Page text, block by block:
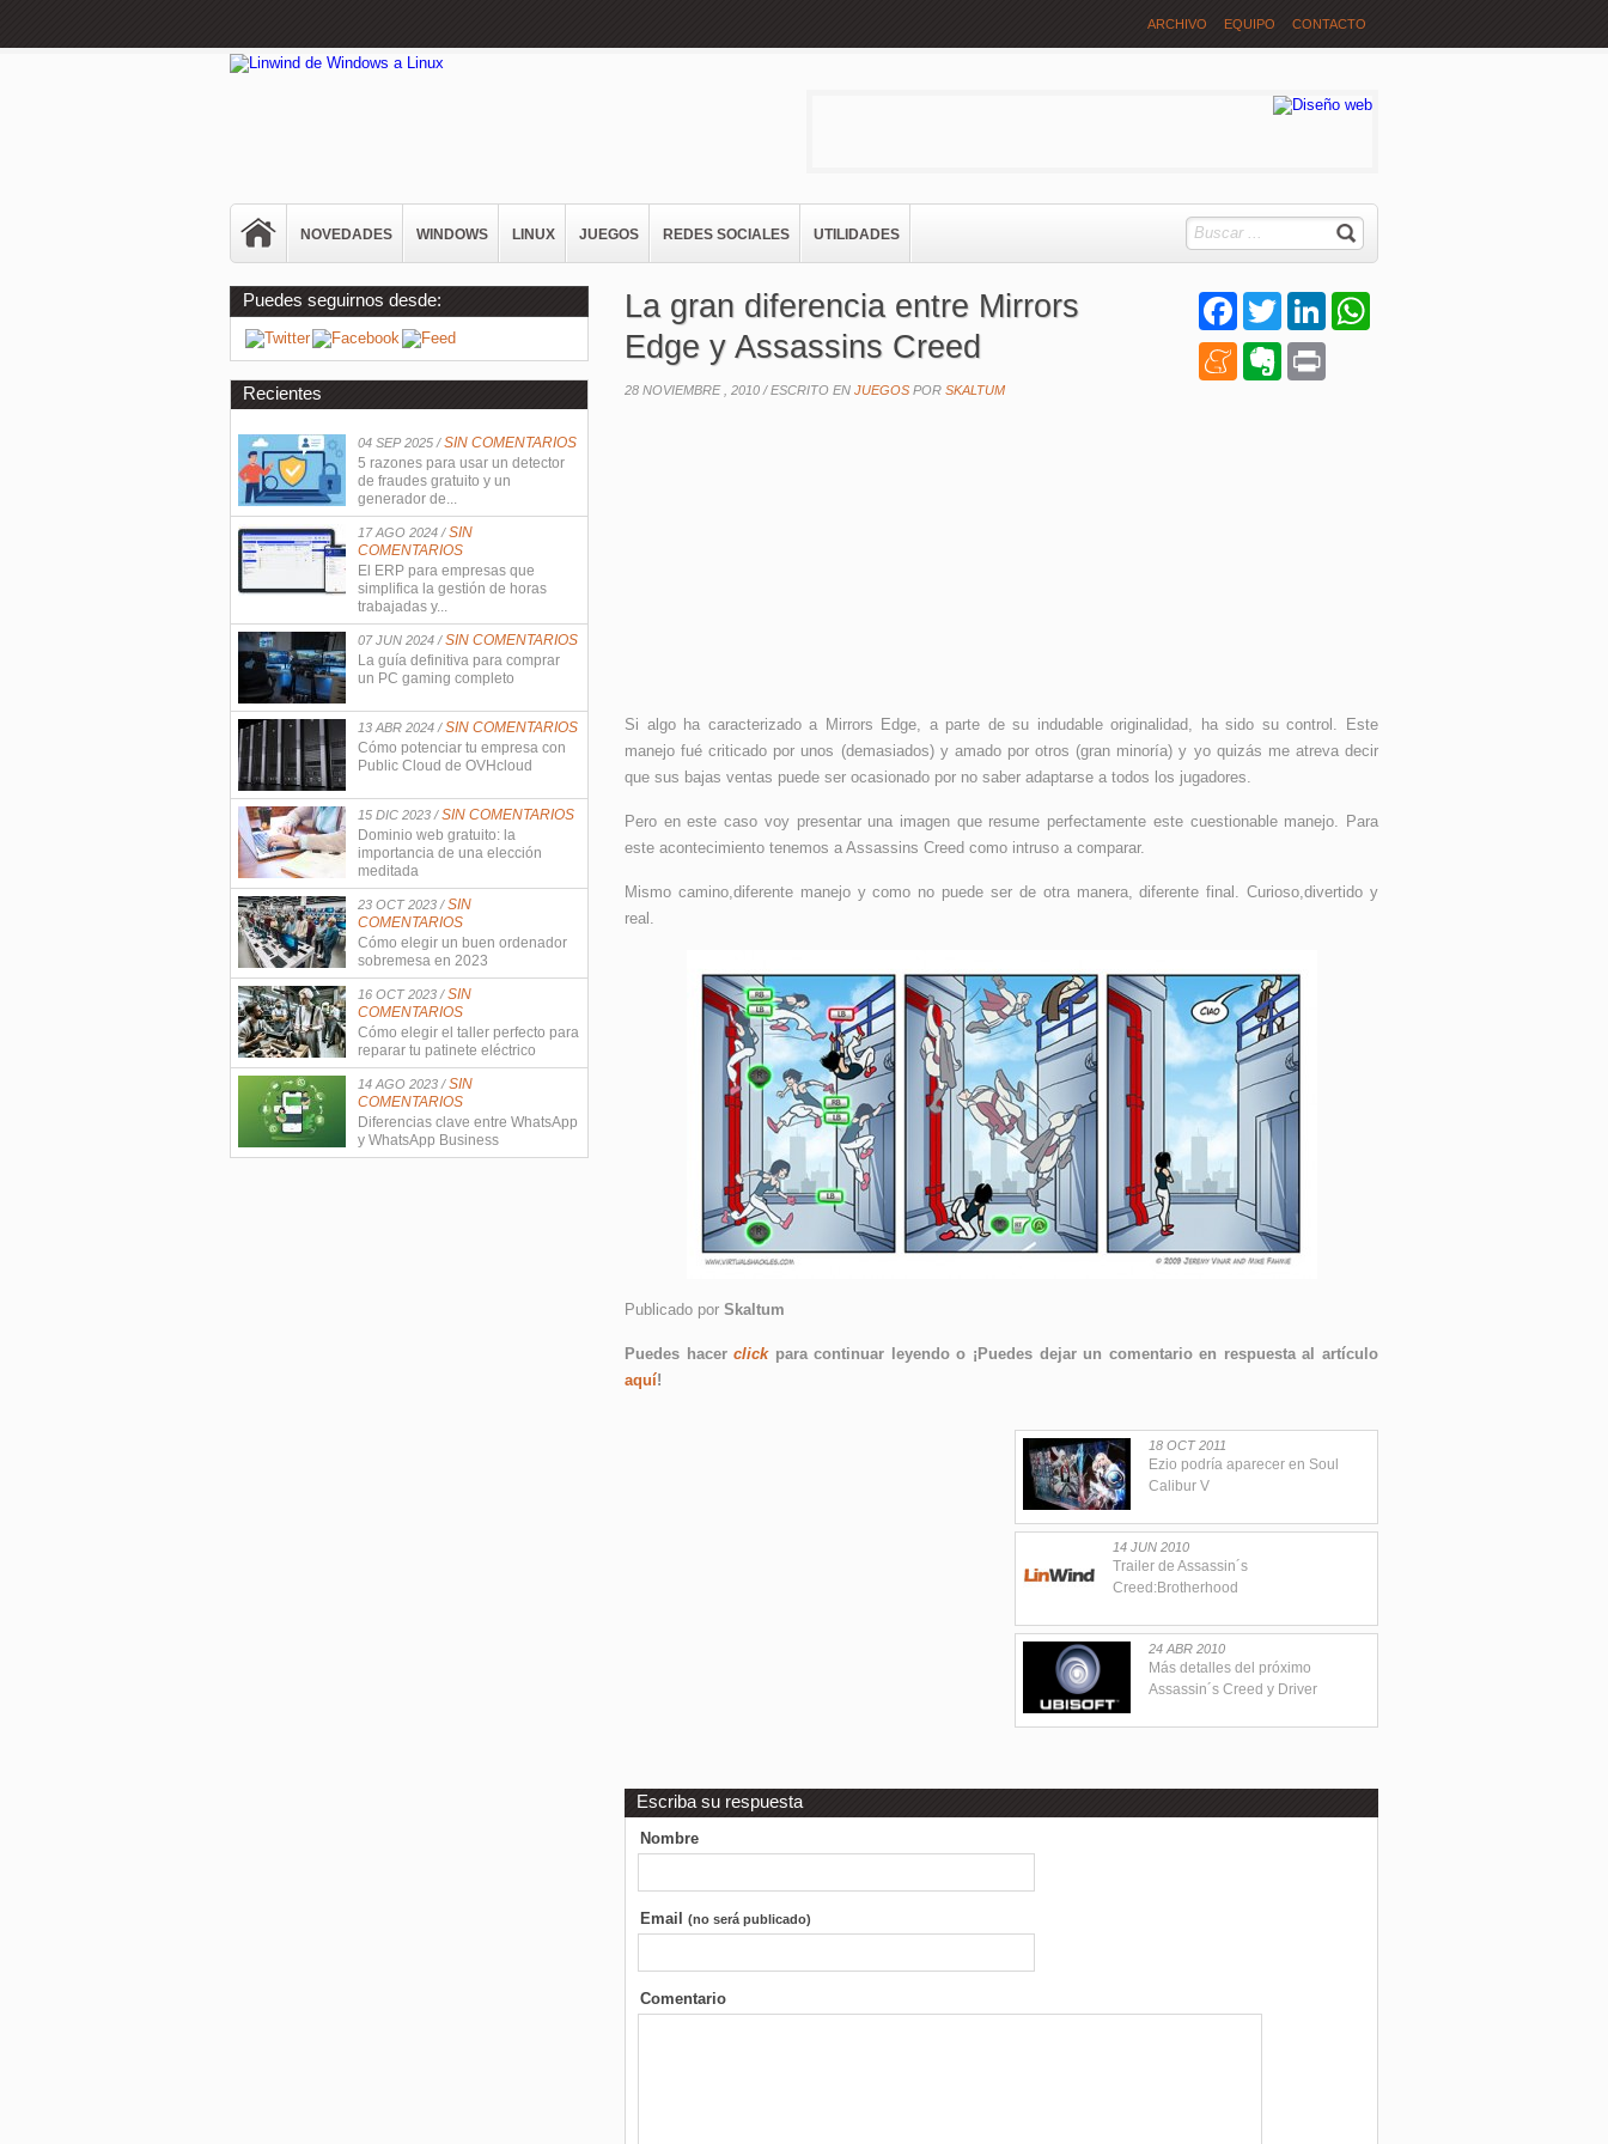
ARCHIVO EQUIPO CONTACTO
NOVEDADES WINDOWS LINUX JUEGOS REDES SOCIALES UTILIDADES
FacebookTwitter LinkedIn
MeneameEvernote
La gran diferencia entre Mirrors
Edge y Assassins Creed
28 NOVIEMBRE , 2010 /ESCRITO EN JUEGOS POR SKALTUM
Si algo ha caracterizado a Mirrors Edge, a parte de su indudable originalidad, ha sido su control. Este
manejo fué criticado por unos (demasiados) y amado por otros (gran minoría) y yo quizás me atreva decir
que sus bajas ventas puede ser ocasionado por no saber adaptarse a todos los jugadores.
Pero en este caso voy presentar una imagen que resume perfectamente este cuestionable manejo. Para
este acontecimiento tenemos a Assassins Creed como intruso a comparar.
Mismo camino,diferente manejo y como no puede ser de otra manera, diferente final. Curioso,divertido y
real.
Publicado por Skaltum
Puedes hacerclickpara continuar leyendo o ¡Puedes dejar un comentario en respuesta al artículo
aquí!
18 OCT 2011
Ezio podría aparecer en Soul
Calibur V
14 JUN 2010
Trailer de Assassin´s
Creed:Brotherhood
24 ABR 2010
Más detalles del próximo
Assassin´s Creed y Driver
Escriba su respuesta
Nombre
Email (no será publicado)
Comentario
Puedes seguirnos desde:
Recientes
04 SEP 2025 /SIN COMENTARIOS
5 razones para usar un detector
de fraudes gratuito y un
generador de...
17 AGO 2024 /SIN
COMENTARIOS
El ERP para empresas que
simplifica la gestión de horas
trabajadas y...
07 JUN 2024 /SIN COMENTARIOS
La guía definitiva para comprar
un PC gaming completo
13 ABR 2024 /SIN COMENTARIOS
Cómo potenciar tu empresa con
Public Cloud de OVHcloud
15 DIC 2023 /SIN COMENTARIOS
Dominio web gratuito: la
importancia de una elección
meditada
23 OCT 2023 /SIN
COMENTARIOS
Cómo elegir un buen ordenador
sobremesa en 2023
16 OCT 2023 /SIN
COMENTARIOS
Cómo elegir el taller perfecto para
reparar tu patinete eléctrico
14 AGO 2023 /SIN
COMENTARIOS
Diferencias clave entre WhatsApp
y WhatsApp Business